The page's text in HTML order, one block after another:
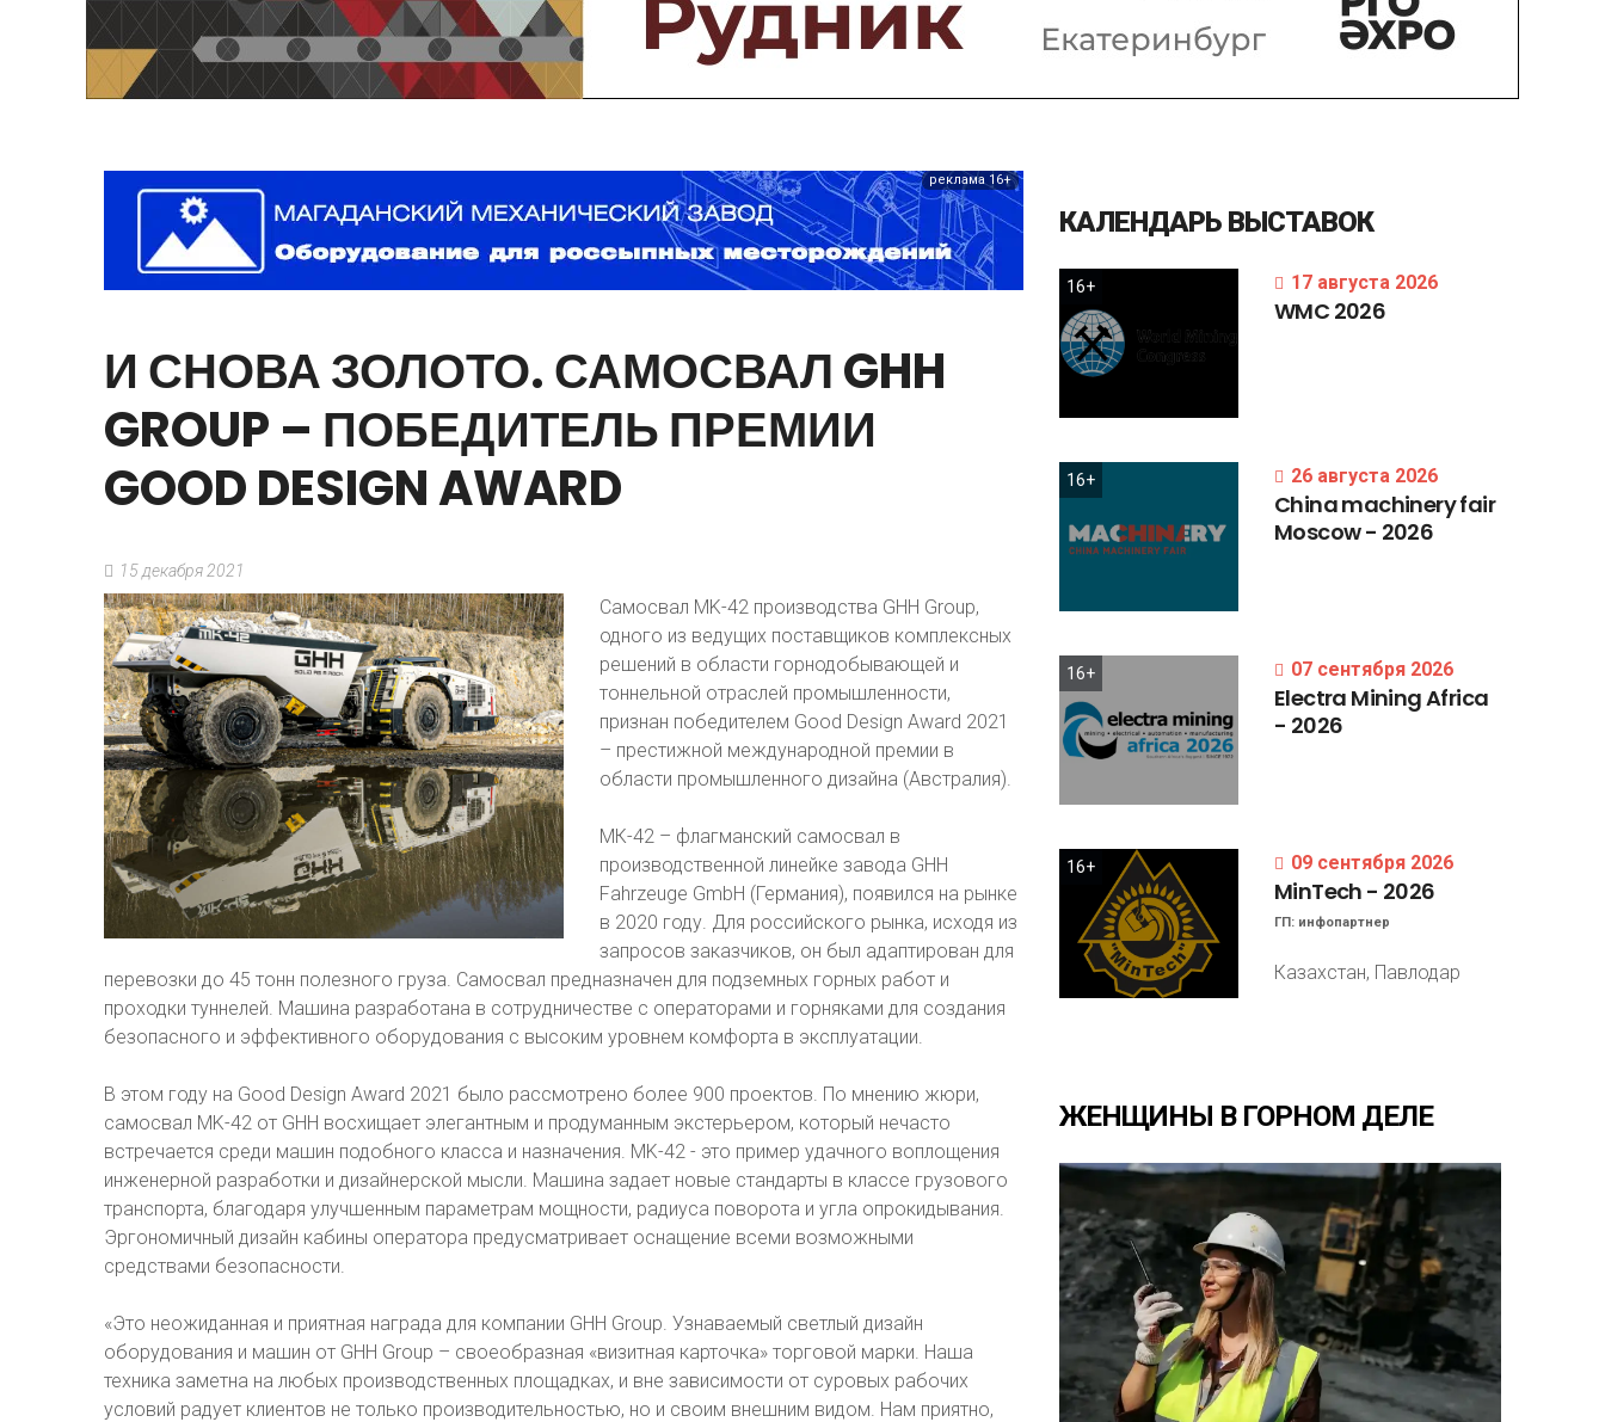
Предприятия и компании
Интервью
Выставки, Конференции
реклама 16+
И СНОВАЗОЛОТО.САМОСВАЛGHH
GROUP – ПОБЕДИТЕЛЬПРЕМИИ
GOODDESIGNAWARD
15 декабря 2021
Самосвал MK-42 производства GHH Group,
одного из ведущих поставщиков комплексных
решений в области горнодобывающей и
тоннельной отраслей промышленности,
признан победителем Good Design Award 2021
– престижной международной премии в
области промышленного дизайна (Австралия).
МК-42 – флагманский самосвал в
производственной линейке завода GHH
Fahrzeuge GmbH (Германия), появился на рынке
в 2020 году. Для российского рынка, исходя из
запросов заказчиков, он был адаптирован для
перевозки до 45 тонн полезного груза. Самосвал предназначен для подземных горных работ и
проходки туннелей. Машина разработана в сотрудничестве с операторами и горняками для создания
безопасного и эффективного оборудования с высоким уровнем комфорта в эксплуатации.
В этом году на Good Design Award 2021 было рассмотрено более 900 проектов. По мнению жюри,
самосвал MK-42 от GHH восхищает элегантным и продуманным экстерьером, который нечасто
встречается среди машин подобного класса и назначения. MK-42 - это пример удачного воплощения
инженерной разработки и дизайнерской мысли. Машина задает новые стандарты в классе грузового
транспорта, благодаря улучшенным параметрам мощности, радиуса поворота и угла опрокидывания.
Эргономичный дизайн кабины оператора предусматривает оснащение всеми возможными
средствами безопасности.
«Это неожиданная и приятная награда для компании GHH Group. Узнаваемый светлый дизайн
оборудования и машин от GHH Group – своеобразная «визитная карточка» торговой марки. Наша
техника заметна на любых производственных площадках, и вне зависимости от суровых рабочих
условий радует клиентов не только производительностью, но и своим внешним видом. Нам приятно,
КАЛЕНДАРЬ ВЫСТАВОК
16+ 17 августа 2026
WMC 2026
16+ 26 августа 2026
Chinamachineryfair
Moscow- 2026
16+ 07 сентября 2026
Electra MiningAfrica
- 2026
16+ 09 сентября 2026
MinTech - 2026
ГП: инфопартнер
Казахстан, Павлодар
ЖЕНЩИНЫ В ГОРНОМ ДЕЛЕ